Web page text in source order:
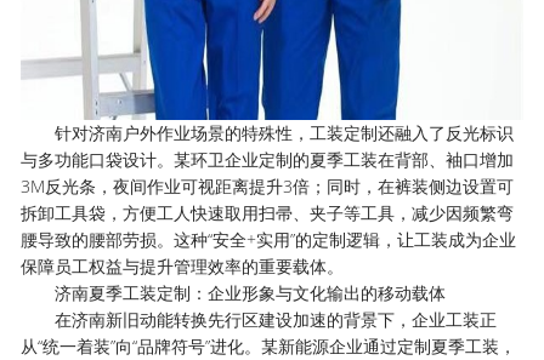
针对济南户外作业场景的特殊性，工装定制还融入了反光标识
与多功能口袋设计。某环卫企业定制的夏季工装在背部、袖口增加
3M反光条，夜间作业可视距离提升3倍；同时，在裤装侧边设置可
拆卸工具袋，方便工人快速取用扫帚、夹子等工具，减少因频繁弯
腰导致的腰部劳损。这种“安全+实用”的定制逻辑，让工装成为企业
保障员工权益与提升管理效率的重要载体。
济南夏季工装定制：企业形象与文化输出的移动载体
在济南新旧动能转换先行区建设加速的背景下，企业工装正
从“统一着装”向“品牌符号”进化。某新能源企业通过定制夏季工装，